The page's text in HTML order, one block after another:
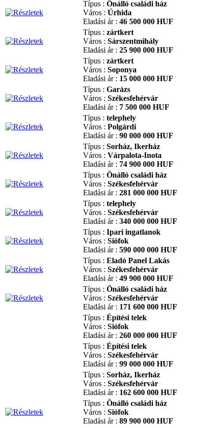
Típus : Önálló családi ház
Város : Úrhida
Eladási ár : 46 500 000 HUF
Típus : zártkert
Város : Sárszentmihály
Eladási ár : 25 900 000 HUF
Típus : zártkert
Város : Soponya
Eladási ár : 15 000 000 HUF
Típus : Garázs
Város : Székesfehérvár
Eladási ár : 7 500 000 HUF
Típus : telephely
Város : Polgárdi
Eladási ár : 90 000 000 HUF
Típus : Sorház, Ikerház
Város : Várpalota-Inota
Eladási ár : 74 900 000 HUF
Típus : Önálló családi ház
Város : Székesfehérvár
Eladási ár : 281 000 000 HUF
Típus : telephely
Város : Székesfehérvár
Eladási ár : 340 000 000 HUF
Típus : Ipari ingatlanok
Város : Siófok
Eladási ár : 590 000 000 HUF
Típus : Eladó Panel Lakás
Város : Székesfehérvár
Eladási ár : 49 900 000 HUF
Típus : Önálló családi ház
Város : Székesfehérvár
Eladási ár : 171 600 000 HUF
Típus : Építési telek
Város : Siófok
Eladási ár : 260 000 000 HUF
Típus : Építési telek
Város : Székesfehérvár
Eladási ár : 99 000 000 HUF
Típus : Sorház, Ikerház
Város : Székesfehérvár
Eladási ár : 162 600 000 HUF
Típus : Önálló családi ház
Város : Siófok
Eladási ár : 89 900 000 HUF